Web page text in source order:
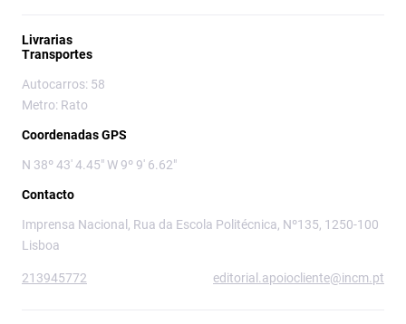
Livrarias
Transportes
Autocarros: 58
Metro: Rato
Coordenadas GPS
N 38º 43' 4.45" W 9º 9' 6.62"
Contacto
Imprensa Nacional, Rua da Escola Politécnica, Nº135, 1250-100
Lisboa
213945772 editorial.apoiocliente@incm.pt